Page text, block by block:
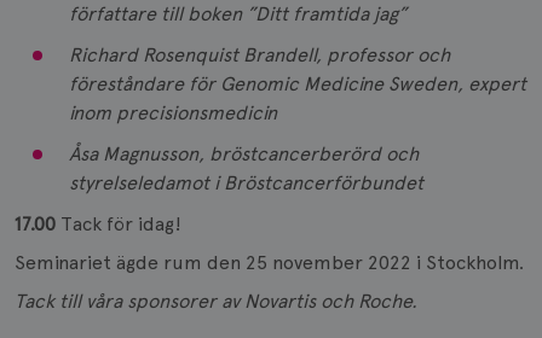
författare till boken ”Ditt framtida jag”
Richard Rosenquist Brandell, professor och
föreståndare för Genomic Medicine Sweden, expert
inom precisionsmedicin
Åsa Magnusson, bröstcancerberörd och
styrelseledamot i Bröstcancerförbundet
17.00 Tack för idag!
Seminariet ägde rum den 25 november 2022 i Stockholm.
Tack till våra sponsorer av Novartis och Roche.